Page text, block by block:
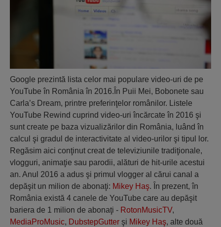
Google prezintă lista celor mai populare video-uri de pe
YouTube în România în 2016.În Puii Mei, Bobonete sau
Carla’s Dream, printre preferinţelor românilor. Listele
YouTube Rewind cuprind video-uri încărcate în 2016 şi
sunt create pe baza vizualizărilor din România, luând în
calcul şi gradul de interactivitate al video-urilor şi tipul lor.
Regăsim aici conţinut creat de televiziunile tradiţionale,
vlogguri, animaţie sau parodii, alături de hit-urile acestui
an. Anul 2016 a adus şi primul vlogger al cărui canal a
depăşit un milion de abonaţi: Mikey Haş. În prezent, în
România există 4 canele de YouTube care au depăşit
bariera de 1 milion de abonaţi - RotonMusicTV,
MediaProMusic, DubstepGutter şi Mikey Haş, alte două